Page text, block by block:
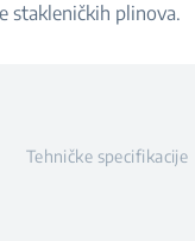
stakleničkih plinova.
Tehničke specifikacije